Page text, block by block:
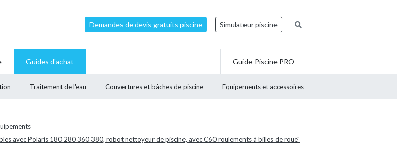
Demandes de devis gratuits piscine Simulateur piscine
Guides d'achat
Traitement de l'eau Couvertures et bâches de piscine Equipements et accessoires
Guide-Piscine PRO
avec Polaris 180 280 360 380, robot nettoyeur de piscine, avec C60 roulements à billes de roue"